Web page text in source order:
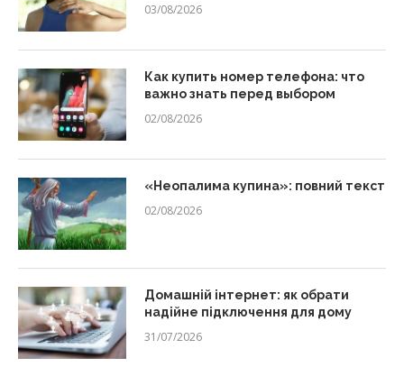
03/08/2026
Как купить номер телефона: что
важно знать перед выбором
02/08/2026
«Неопалима купина»: повний текст
02/08/2026
Домашній інтернет: як обрати
надійне підключення для дому
31/07/2026